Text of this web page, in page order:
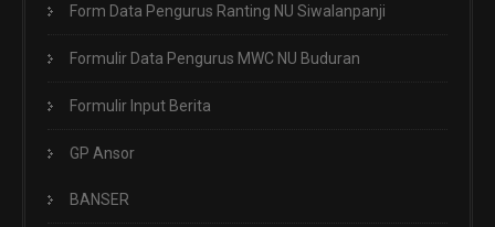
Form Data Pengurus Ranting NU Siwalanpanji
Formulir Data Pengurus MWC NU Buduran
Formulir Input Berita
GP Ansor
BANSER